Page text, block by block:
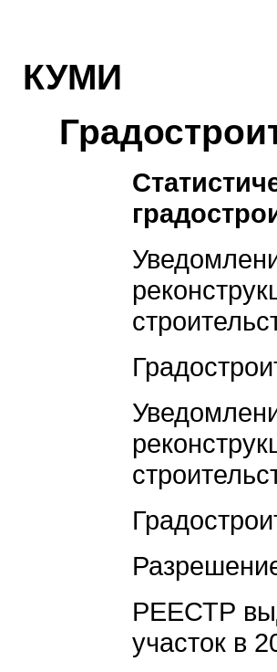
КУМИ
РЕЕСТР
участок в